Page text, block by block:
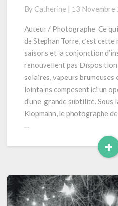
André
« Genève,
saisons »
(2024)
160
pages
By Catherine | 13 Novembre
Auteur / Photographe Ce
de Stephan Torre, c’est cette
saisons et la conjonction
renouvellent pas Disposition
solaires, vapeurs brumeuses
lointains composent ici un
d’une grande subtilité. Sous
Klopmann, le photographe
…
+